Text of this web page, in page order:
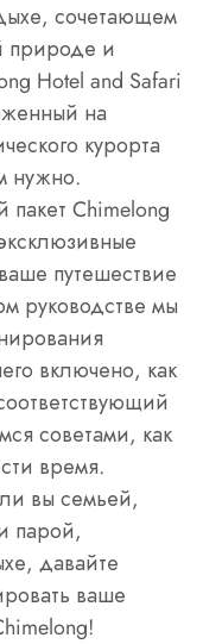
сочетающем
природе и
Hotel and Safari
на
курорта
нужно.
Chimelong
путешествие
руководстве мы
включено, как
советами, как
время.
вы семьей,
парой,
давайте
ваше